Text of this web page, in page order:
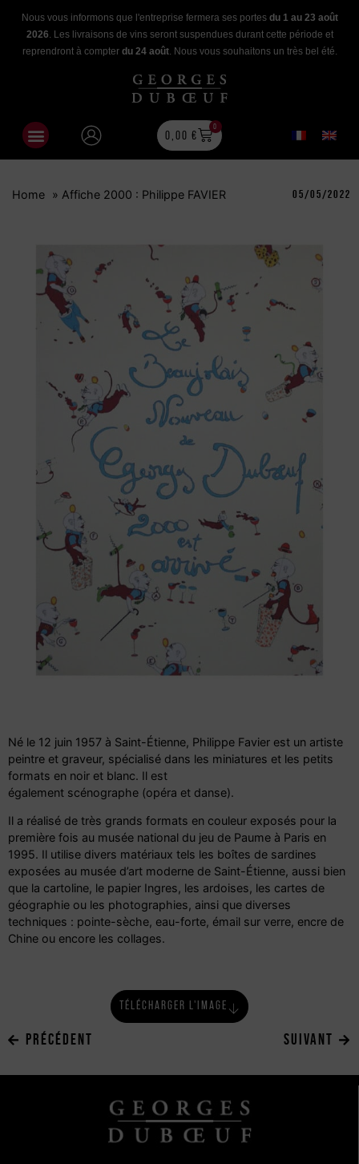
Nous vous informons que l'entreprise fermera ses portes du 1 au 23 août
2026. Les livraisons de vins seront suspendues durant cette période et
reprendront à compter du 24 août. Nous vous souhaitons un très bel été.
0,00€
0
Home » Affiche 2000 : Philippe FAVIER 05/05/2022
Né le 12 juin 1957 à Saint-Étienne, Philippe Favier est un artiste
peintre et graveur, spécialisé dans les miniatures et les petits
formats en noir et blanc. Il est
également scénographe (opéra et danse).
Il a réalisé de très grands formats en couleur exposés pour la
première fois au musée national du jeu de Paume à Paris en
1995. Il utilise divers matériaux tels les boîtes de sardines
exposées au musée d’art moderne de Saint-Étienne, aussi bien
que la cartoline, le papier Ingres, les ardoises, les cartes de
géographie ou les photographies, ainsi que diverses
techniques : pointe-sèche, eau-forte, émail sur verre, encre de
Chine ou encore les collages.
TÉLÉCHARGER L'IMAGE
PRÉCÉDENT SUIVANT